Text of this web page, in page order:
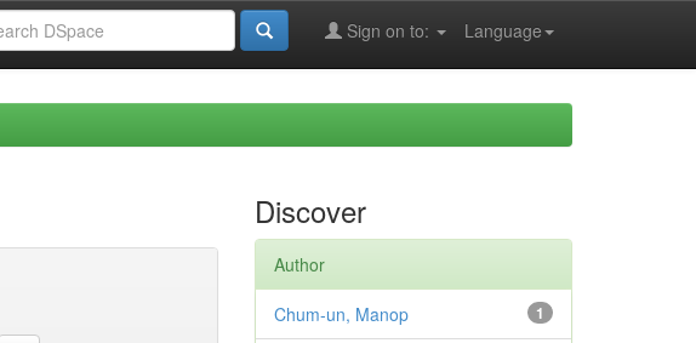
Language
Sign on to:
Discover
Author
1
Chum-un, Manop